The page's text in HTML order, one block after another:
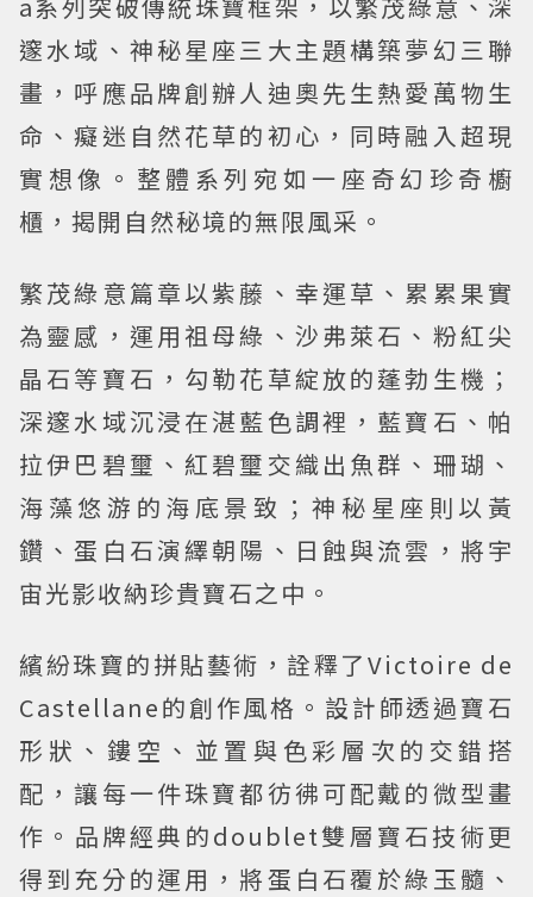
邃水域、神秘星座三大主題構築夢幻三聯
畫，呼應品牌創辦人迪奧先生熱愛萬物生
命、癡迷自然花草的初心，同時融入超現
實想像。整體系列宛如一座奇幻珍奇櫥
櫃，揭開自然秘境的無限風采。
繁茂綠意篇章以紫藤、幸運草、累累果實
為靈感，運用祖母綠、沙弗萊石、粉紅尖
晶石等寶石，勾勒花草綻放的蓬勃生機；
深邃水域沉浸在湛藍色調裡，藍寶石、帕
拉伊巴碧璽、紅碧璽交織出魚群、珊瑚、
海藻悠游的海底景致；神秘星座則以黃
鑽、蛋白石演繹朝陽、日蝕與流雲，將宇
宙光影收納珍貴寶石之中。
繽紛珠寶的拼貼藝術，詮釋了Victoire de
Castellane的創作風格。設計師透過寶石
形狀、鏤空、並置與色彩層次的交錯搭
配，讓每一件珠寶都彷彿可配戴的微型畫
作。品牌經典的doublet雙層寶石技術更
得到充分的運用，將蛋白石覆於綠玉髓、